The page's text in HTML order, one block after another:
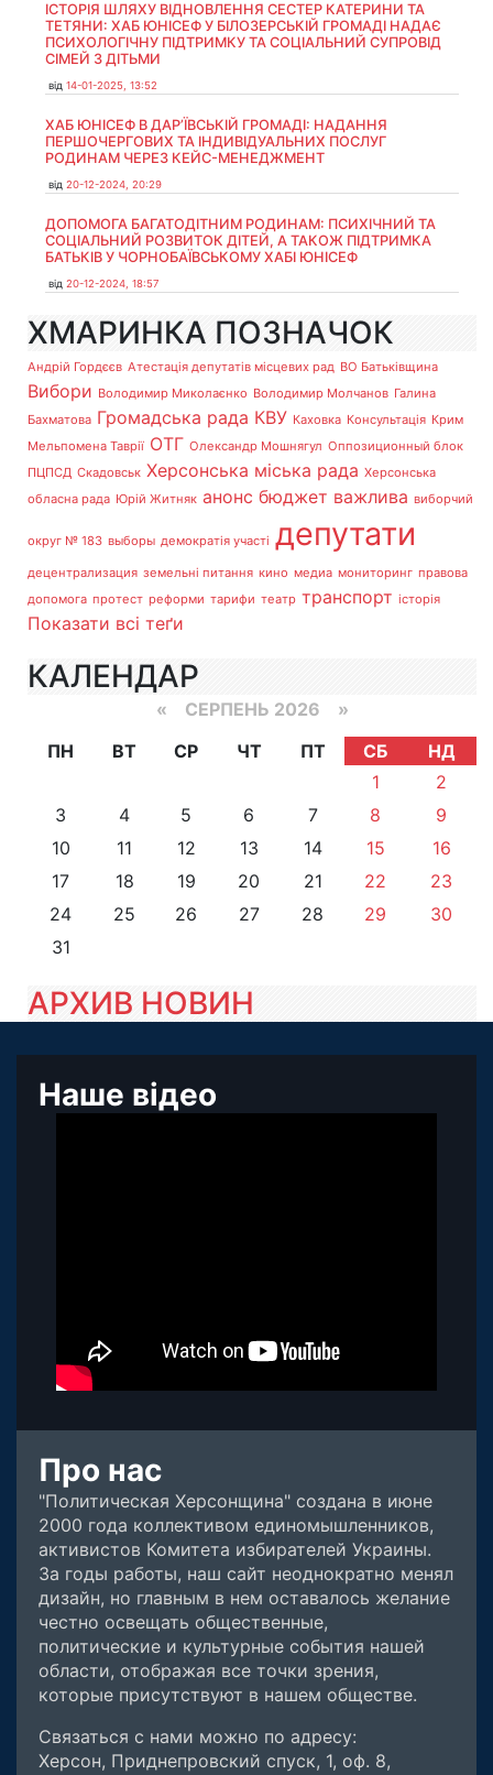
ІСТОРІЯ ШЛЯХУ ВІДНОВЛЕННЯ СЕСТЕР КАТЕРИНИ ТА
ТЕТЯНИ: ХАБ ЮНІСЕФ У БІЛОЗЕРСЬКІЙ ГРОМАДІ НАДАЄ
ПСИХОЛОГІЧНУ ПІДТРИМКУ ТА СОЦІАЛЬНИЙ СУПРОВІД
СІМЕЙ З ДІТЬМИ
від 14-01-2025, 13:52
ХАБ ЮНІСЕФ В ДАР’ЇВСЬКІЙ ГРОМАДІ: НАДАННЯ
ПЕРШОЧЕРГОВИХ ТА ІНДИВІДУАЛЬНИХ ПОСЛУГ
РОДИНАМ ЧЕРЕЗ КЕЙС-МЕНЕДЖМЕНТ
від 20-12-2024, 20:29
ДОПОМОГА БАГАТОДІТНИМ РОДИНАМ: ПСИХІЧНИЙ ТА
СОЦІАЛЬНИЙ РОЗВИТОК ДІТЕЙ, А ТАКОЖ ПІДТРИМКА
БАТЬКІВ У ЧОРНОБАЇВСЬКОМУ ХАБІ ЮНІСЕФ
від 20-12-2024, 18:57
ХМАРИНКА ПОЗНАЧОК
Андрій Гордєєв Атестація депутатів місцевих рад ВО Батьківщина
Вибори Володимир Миколаєнко Володимир Молчанов Галина
Бахматова Громадська рада КВУ Каховка Консультація Крим
Мельпомена Таврії ОТГ Олександр Мошнягул Оппозиционный блок
ПЦПСД Скадовськ Херсонська міська рада Херсонська
обласна рада Юрій Житняк анонс бюджет важлива виборчий
округ № 183 выборы демократія участі депутати
децентрализация земельні питання кино медиа мониторинг правова
допомога протест реформи тарифи театр транспорт історія
Показати всі теґи
КАЛЕНДАР
« СЕРПЕНЬ 2026 »
ПН
ВТ СР ЧТ ПТ СБ
НД
1
2
3
4 5 6 7 8
9
10
11 12 13 14 15
16
17
18 19 20 21 22
23
24
25 26 27 28 29
30
31
АРХИВ НОВИН
Наше відео
Про нас
"Политическая Херсонщина" создана в июне
2000 года коллективом единомышленников,
активистов Комитета избирателей Украины.
За годы работы, наш сайт неоднократно менял
дизайн, но главным в нем оставалось желание
честно освещать общественные,
политические и культурные события нашей
области, отображая все точки зрения,
которые присутствуют в нашем обществе.
Связаться с нами можно по адресу:
Херсон, Приднепровский спуск, 1, оф. 8,